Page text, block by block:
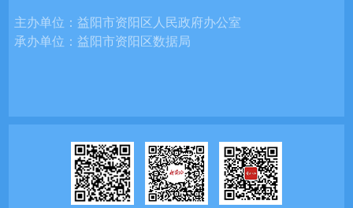
主办单位：益阳市资阳区人民政府办公室
承办单位：益阳市资阳区数据局